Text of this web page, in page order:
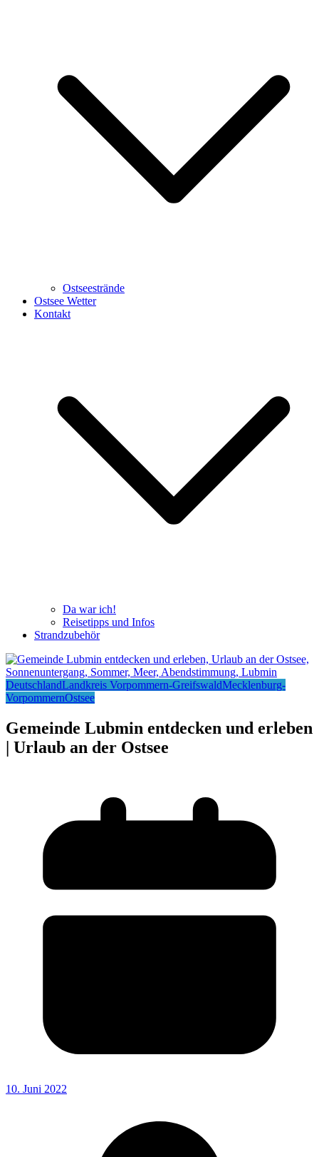
Ostseestrände
Ostsee Wetter
Kontakt
Da war ich!
Reisetipps und Infos
Strandzubehör
DeutschlandLandkreis Vorpommern-GreifswaldMecklenburg-
VorpommernOstsee
Gemeinde Lubmin entdecken und erleben
| Urlaub an der Ostsee
10. Juni 2022